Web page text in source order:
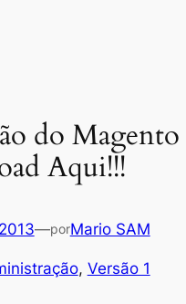
do
Aqui!!!
—porMario SAM
, Versão 1